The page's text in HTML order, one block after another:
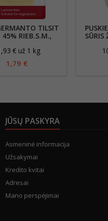
TILSIT
45% RIEB.S.M.,
€ už 1 kg
1,79 €
SŪRIS
JŪSŲ PASKYRA
Asmeninė informacija
Užsakymai
Kredito kvitai
Adresai
Mano perspėjimai